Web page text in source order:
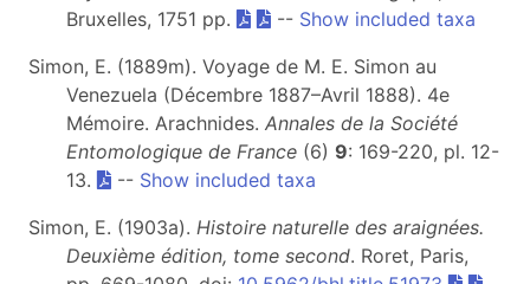
Bruxelles, 1751 pp.
-- Show included taxa
Simon, E. (1889m). Voyage de M. E. Simon au
Venezuela (Décembre 1887–Avril 1888). 4e
Mémoire. Arachnides. Annales de la Société
Entomologique de France (6) 9: 169-220, pl. 12-
13.
-- Show included taxa
Simon, E. (1903a). Histoire naturelle des araignées.
Deuxième édition, tome second. Roret, Paris,